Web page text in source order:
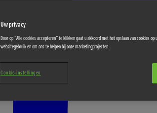
Uw privacy
Door op “Alle cookies accepteren” te klikken gaat u akkoord met het opslaan van cookies
websitegebruik en om ons te helpen bij onze marketingprojecten.
Cookie-instellingen